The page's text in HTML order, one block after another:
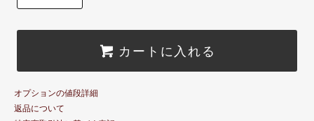
カートに入れる
オプションの値段詳細
返品について